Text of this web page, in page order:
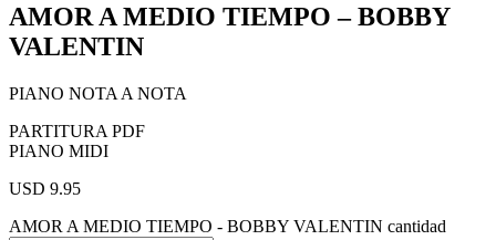
AMOR A MEDIO TIEMPO – BOBBY
VALENTIN
PIANO NOTA A NOTA
PARTITURA PDF
PIANO MIDI
USD 9.95
AMOR A MEDIO TIEMPO - BOBBY VALENTIN cantidad